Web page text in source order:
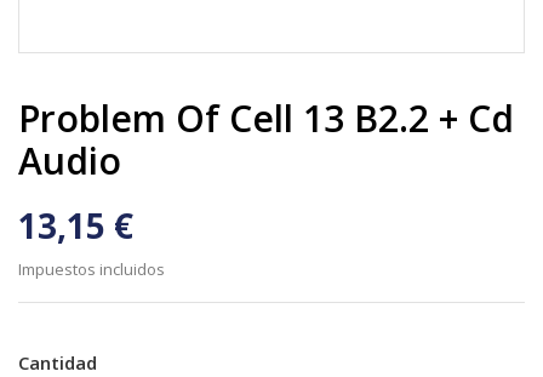
Problem Of Cell 13 B2.2 + Cd
Audio
13,15 €
Impuestos incluidos
Cantidad